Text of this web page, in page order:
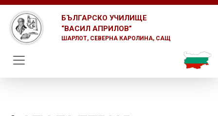
Skip to main content
БЪЛГАРСКО УЧИЛИЩЕ
“ВАСИЛ АПРИЛОВ”
ШАРЛОТ, СЕВЕРНА КАРОЛИНА, САЩ